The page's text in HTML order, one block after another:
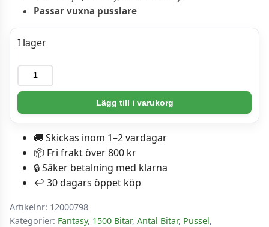
Passar vuxna pusslare
I lager
Ravensburger
Pussel
Havsenhörning
1500
bitar
mängd
Lägg till i varukorg
🚚 Skickas inom 1–2 vardagar
📦 Fri frakt över 800 kr
🔒 Säker betalning med klarna
↩️ 30 dagars öppet köp
Artikelnr: 12000798
Kategorier: Fantasy, 1500 Bitar, Antal Bitar, Pussel,